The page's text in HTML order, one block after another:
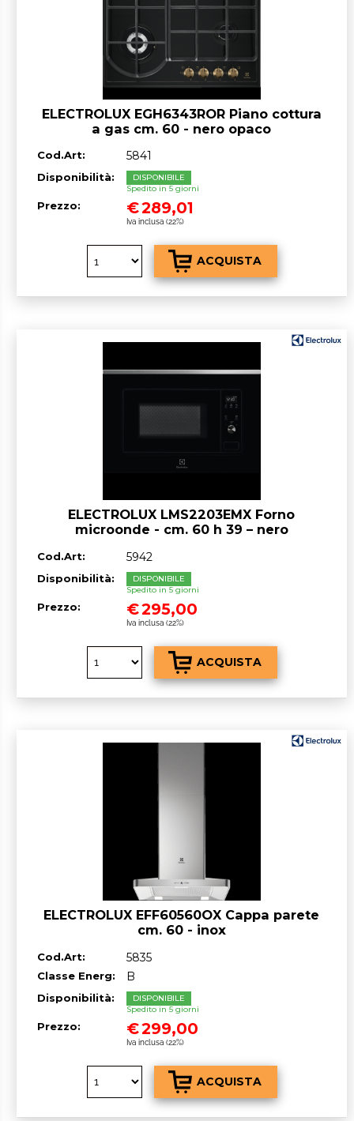
ELECTROLUX EGH6343ROR Piano cottura
a gas cm. 60 - nero opaco
Cod.Art: 5841
Disponibilità:
DISPONIBILE
Spedito in 5 giorni
Prezzo: €289,01
Iva inclusa (22%)
ELECTROLUX LMS2203EMX Forno
microonde - cm. 60 h 39 – nero
Cod.Art: 5942
Disponibilità:
DISPONIBILE
Spedito in 5 giorni
Prezzo: €295,00
Iva inclusa (22%)
ELECTROLUX EFF60560OX Cappa parete
cm. 60 - inox
Cod.Art: 5835
Classe Energ: B
Disponibilità:
DISPONIBILE
Spedito in 5 giorni
Prezzo: €299,00
Iva inclusa (22%)